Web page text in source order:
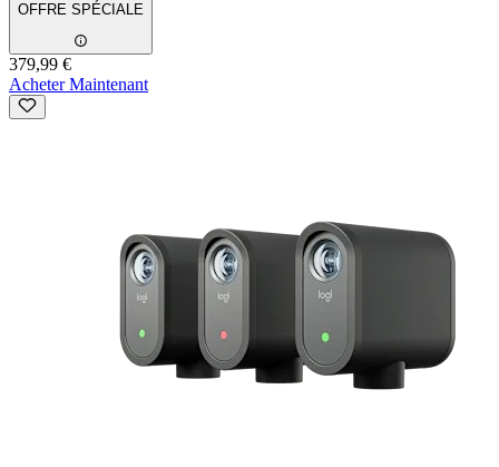
OFFRE SPÉCIALE
379,99 €
Acheter Maintenant